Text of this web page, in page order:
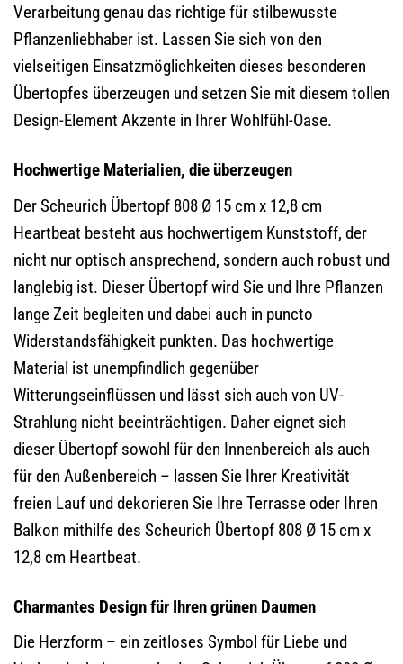
Verarbeitung genau das richtige für stilbewusste
Pflanzenliebhaber ist. Lassen Sie sich von den
vielseitigen Einsatzmöglichkeiten dieses besonderen
Übertopfes überzeugen und setzen Sie mit diesem tollen
Design-Element Akzente in Ihrer Wohlfühl-Oase.
Hochwertige Materialien, die überzeugen
Der Scheurich Übertopf 808 Ø 15 cm x 12,8 cm
Heartbeat besteht aus hochwertigem Kunststoff, der
nicht nur optisch ansprechend, sondern auch robust und
langlebig ist. Dieser Übertopf wird Sie und Ihre Pflanzen
lange Zeit begleiten und dabei auch in puncto
Widerstandsfähigkeit punkten. Das hochwertige
Material ist unempfindlich gegenüber
Witterungseinflüssen und lässt sich auch von UV-
Strahlung nicht beeinträchtigen. Daher eignet sich
dieser Übertopf sowohl für den Innenbereich als auch
für den Außenbereich – lassen Sie Ihrer Kreativität
freien Lauf und dekorieren Sie Ihre Terrasse oder Ihren
Balkon mithilfe des Scheurich Übertopf 808 Ø 15 cm x
12,8 cm Heartbeat.
Charmantes Design für Ihren grünen Daumen
Die Herzform – ein zeitloses Symbol für Liebe und